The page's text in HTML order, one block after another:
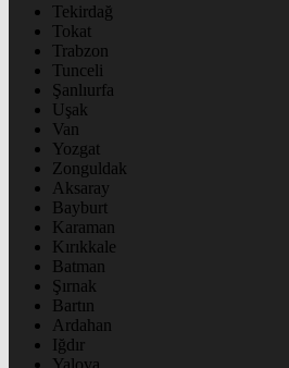
Tekirdağ
Tokat
Trabzon
Tunceli
Şanlıurfa
Uşak
Van
Yozgat
Zonguldak
Aksaray
Bayburt
Karaman
Kırıkkale
Batman
Şırnak
Bartın
Ardahan
Iğdır
Yalova